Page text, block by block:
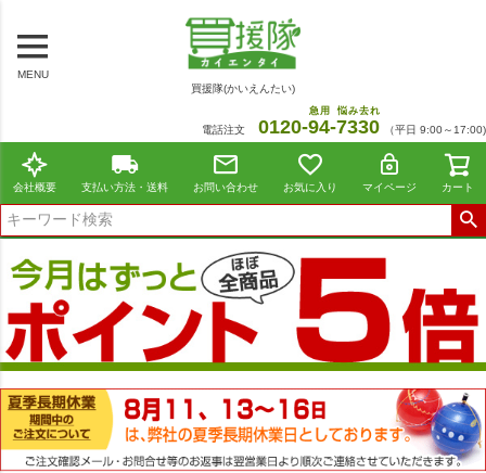
MENU
買援隊(かいえんたい)
電話注文 0120-94
急用
-7330
悩み去れ
（平日 9:00～17:00)
会社概要 支払い方法・送料 お問い合わせ お気に入り マイページ カート